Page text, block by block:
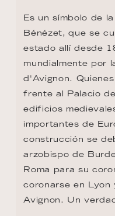
Es un símbolo de
Bénézet, que se
estado allí desde
mundialmente por
d'Avignon.
frente al Palacio
edificios
importantes de
construcción se
arzobispo de
Roma para su
coronarse en Lyon
Avignon. Un